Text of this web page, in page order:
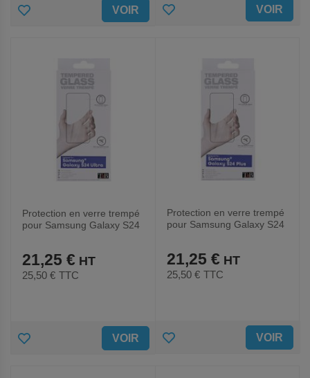
AJOUTER VOIR AJOUTER VOIR
Protection en verre trempé
pour Samsung Galaxy S24
21,25 €
25,50 € TTC
AJOUTER VOIR
Protection en verre trempé
pour Samsung Galaxy S24
21,25 €
25,50 € TTC
AJOUTER VOIR